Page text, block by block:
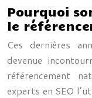
Pourquoi
le
Ces dernières
devenue
référencement
experts en SEO